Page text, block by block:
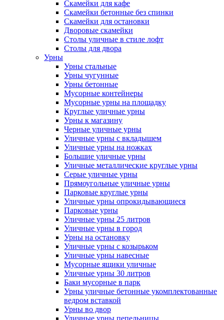
Скамейки для кафе
Скамейки бетонные без спинки
Скамейки для остановки
Дворовые скамейки
Столы уличные в стиле лофт
Столы для двора
Урны
Урны стальные
Урны чугунные
Урны бетонные
Мусорные контейнеры
Мусорные урны на площадку
Круглые уличные урны
Урны к магазину
Черные уличные урны
Уличные урны с вкладышем
Уличные урны на ножках
Большие уличные урны
Уличные металлические круглые урны
Серые уличные урны
Прямоугольные уличные урны
Парковые круглые урны
Уличные урны опрокидывающиеся
Парковые урны
Уличные урны 25 литров
Уличные урны в город
Урны на остановку
Уличные урны с козырьком
Уличные урны навесные
Мусорные ящики уличные
Уличные урны 30 литров
Баки мусорные в парк
Урны уличные бетонные укомплектованные
ведром вставкой
Урны во двор
Уличные урны пепельницы